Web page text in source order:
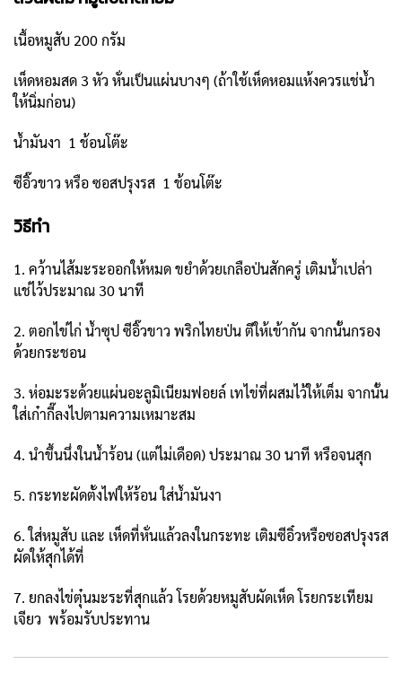
เนื้อหมูสับ 200 กรัม
เห็ดหอมสด 3 หัว หั่นเป็นแผ่นบางๆ (ถ้าใช้เห็ดหอมแห้งควรแช่น้ำ
ให้นิ่มก่อน)
น้ำมันงา 1 ช้อนโต๊ะ
ซีอิ๊วขาว หรือ ซอสปรุงรส 1 ช้อนโต๊ะ
วิธีทำ
1. คว้านไส้มะระออกให้หมด ขยำด้วยเกลือป่นสักครู่ เติมน้ำเปล่า
แช่ไว้ประมาณ 30 นาที
2. ตอกไข่ไก่ น้ำซุป ซีอิ๊วขาว พริกไทยป่น ตีให้เข้ากัน จากนั้นกรอง
ด้วยกระชอน
3. ห่อมะระด้วยแผ่นอะลูมิเนียมฟอยล์ เทไข่ที่ผสมไว้ให้เต็ม จากนั้น
ใส่เก๋ากี๊ลงไปตามความเหมาะสม
4. นำขึ้นนึ่งในน้ำร้อน (แต่ไม่เดือด) ประมาณ 30 นาที หรือจนสุก
5. กระทะผัดตั้งไฟให้ร้อน ใส่น้ำมันงา
6. ใส่หมูสับ และ เห็ดที่หั่นแล้วลงในกระทะ เติมซีอิ๋วหรือซอสปรุงรส
ผัดให้สุกได้ที่
7. ยกลงไข่ตุ๋นมะระที่สุกแล้ว โรยด้วยหมูสับผัดเห็ด โรยกระเทียม
เจียว พร้อมรับประทาน